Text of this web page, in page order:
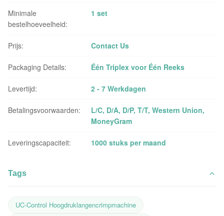
Minimale
bestelhoeveelheid:
1 set
Prijs: Contact Us
Packaging Details: Één Triplex voor Één Reeks
Levertijd: 2 - 7 Werkdagen
Betalingsvoorwaarden:
L/C, D/A, D/P, T/T, Western Union,
MoneyGram
Leveringscapaciteit: 1000 stuks per maand
Tags
UC-Control Hoogdruklangencrimpmachine